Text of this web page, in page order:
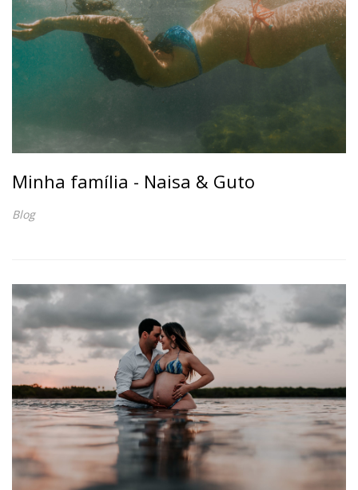
Minha família - Naisa & Guto
Blog